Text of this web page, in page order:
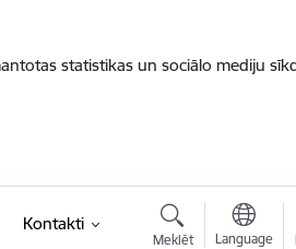
statistikas un sociālo mediju
Kontakti
Meklēt Language